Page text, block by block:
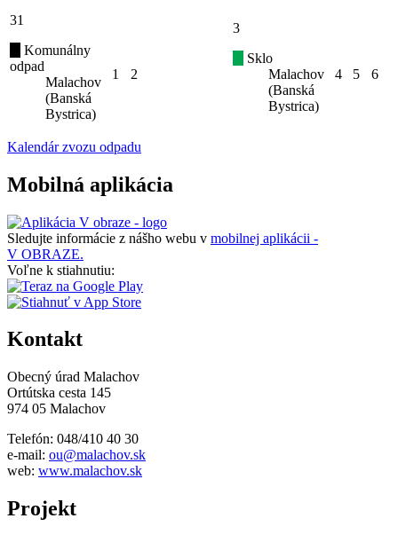
31
Komunálny
odpad
Malachov
(Banská
Bystrica)
1 2
3
Sklo
Malachov
(Banská
Bystrica)
4 5 6
Kalendár zvozu odpadu
Mobilná aplikácia
Sledujte informácie z nášho webu v mobilnej aplikácii -
V OBRAZE.
Voľne k stiahnutiu:
Kontakt
Obecný úrad Malachov
Ortútska cesta 145
974 05 Malachov
Telefón: 048/410 40 30
e-mail: ou@malachov.sk
web: www.malachov.sk
Projekt